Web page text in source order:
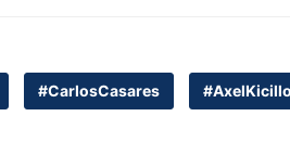
#CarlosCasares